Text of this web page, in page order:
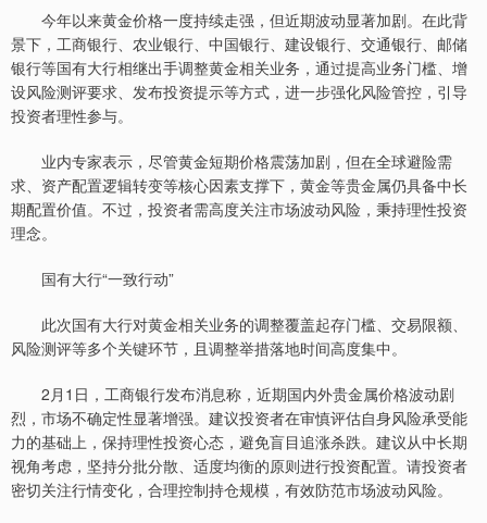
今年以来黄金价格一度持续走强，但近期波动显著加剧。在此背
景下，工商银行、农业银行、中国银行、建设银行、交通银行、邮储
银行等国有大行相继出手调整黄金相关业务，通过提高业务门槛、增
设风险测评要求、发布投资提示等方式，进一步强化风险管控，引导
投资者理性参与。
业内专家表示，尽管黄金短期价格震荡加剧，但在全球避险需
求、资产配置逻辑转变等核心因素支撑下，黄金等贵金属仍具备中长
期配置价值。不过，投资者需高度关注市场波动风险，秉持理性投资
理念。
国有大行“一致行动”
此次国有大行对黄金相关业务的调整覆盖起存门槛、交易限额、
风险测评等多个关键环节，且调整举措落地时间高度集中。
2月1日，工商银行发布消息称，近期国内外贵金属价格波动剧
烈，市场不确定性显著增强。建议投资者在审慎评估自身风险承受能
力的基础上，保持理性投资心态，避免盲目追涨杀跌。建议从中长期
视角考虑，坚持分批分散、适度均衡的原则进行投资配置。请投资者
密切关注行情变化，合理控制持仓规模，有效防范市场波动风险。